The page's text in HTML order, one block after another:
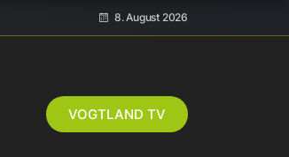
8. August 2026
VOGTLAND TV